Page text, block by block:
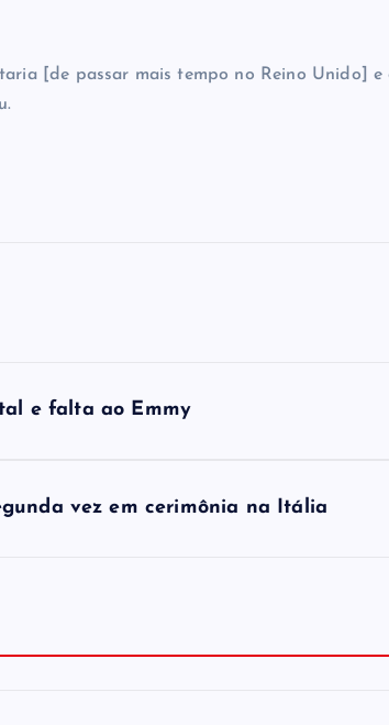
[de passar mais tempo no Reino Unido] e
e falta ao Emmy
vez em cerimônia na Itália